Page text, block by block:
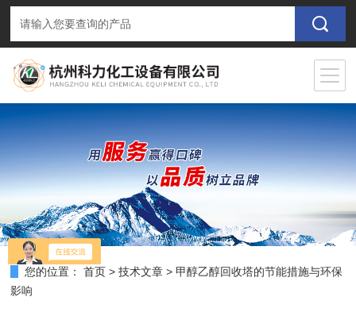
您的位置： 首页 >技术文章 > 甲醇乙醇回收塔的节能措施与环保
影响